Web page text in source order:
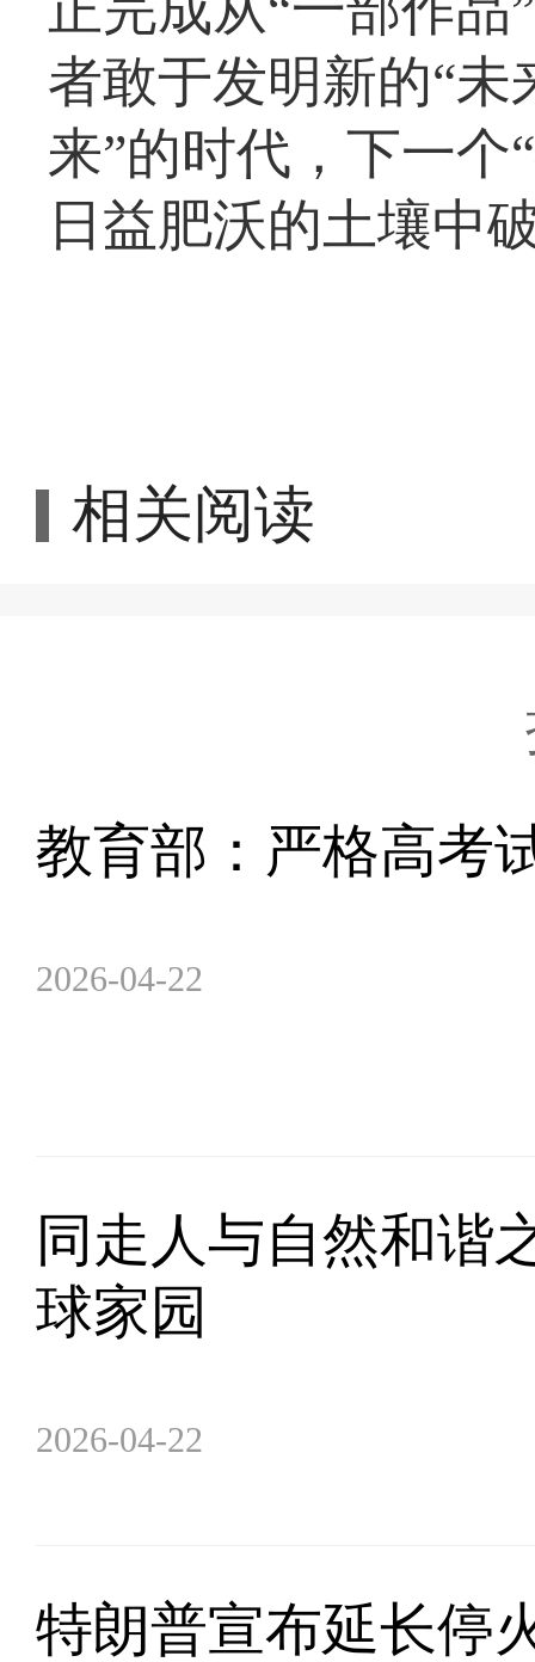
者敢于发明新的“未
来”的时代，下一个
日益肥沃的土壤中
相关阅读
教育部：严格高考
2026-04-22
同走人与自然和
球家园
2026-04-22
特朗普宣布延长停